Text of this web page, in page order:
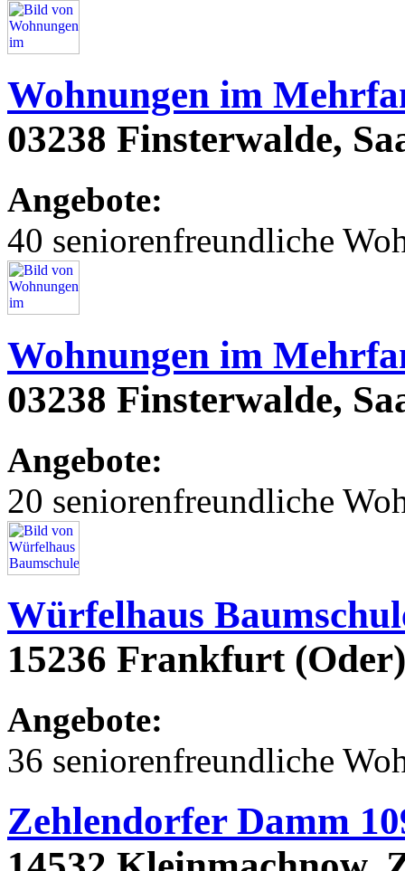
Wohnungen im
03238 Finsterwalde,
Angebote:
40 seniorenfreundliche
Wohnungen im
03238 Finsterwalde,
Angebote:
20 seniorenfreundliche
Würfelhaus
15236 Frankfurt
Angebote:
36 seniorenfreundliche
Zehlendorfer Damm